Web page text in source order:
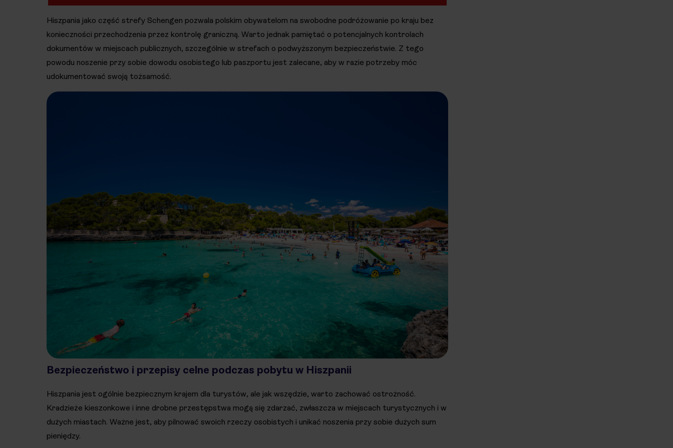
Hiszpania jako część strefy Schengen pozwala polskim obywatelom na swobodne podróżowanie po kraju bez
konieczności przechodzenia przez kontrolę graniczną. Warto jednak pamiętać o potencjalnych kontrolach
dokumentów w miejscach publicznych, szczególnie w strefach o podwyższonym bezpieczeństwie. Z tego
powodu noszenie przy sobie dowodu osobistego lub paszportu jest zalecane, aby w razie potrzeby móc
udokumentować swoją tożsamość.
Bezpieczeństwo i przepisy celne podczas pobytu w Hiszpanii
Hiszpania jest ogólnie bezpiecznym krajem dla turystów, ale jak wszędzie, warto zachować ostrożność.
Kradzieże kieszonkowe i inne drobne przestępstwa mogą się zdarzać, zwłaszcza w miejscach turystycznych i w
dużych miastach. Ważne jest, aby pilnować swoich rzeczy osobistych i unikać noszenia przy sobie dużych sum
pieniędzy.